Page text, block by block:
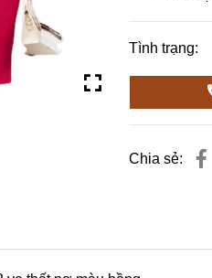
Tình trạng:
Chia sẻ: